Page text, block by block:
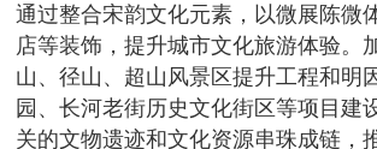
通过整合宋韵文化元素，以微展陈微
店等装饰，提升城市文化旅游体验。
山、径山、超山风景区提升工程和明
园、长河老街历史文化街区等项目建
关的文物遗迹和文化资源串珠成链，